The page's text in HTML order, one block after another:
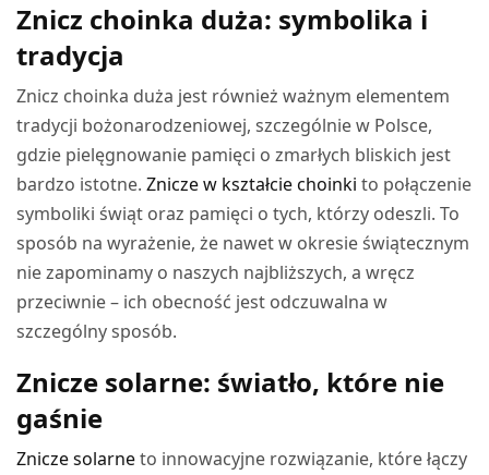
Znicz choinka duża: symbolika i
tradycja
Znicz choinka duża jest również ważnym elementem
tradycji bożonarodzeniowej, szczególnie w Polsce,
gdzie pielęgnowanie pamięci o zmarłych bliskich jest
bardzo istotne.Znicze w kształcie choinki to połączenie
symboliki świąt oraz pamięci o tych, którzy odeszli. To
sposób na wyrażenie, że nawet w okresie świątecznym
nie zapominamy o naszych najbliższych, a wręcz
przeciwnie – ich obecność jest odczuwalna w
szczególny sposób.
Znicze solarne: światło, które nie
gaśnie
Znicze solarneto innowacyjne rozwiązanie, które łączy